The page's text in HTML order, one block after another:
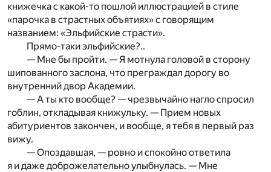
книжечка с какой-то пошлой иллюстрацией в стиле
«парочка в страстных объятиях» с говорящим
названием: «Эльфийские страсти».
Прямо-таки эльфийские?..
— Мне бы пройти. — Я мотнула головой в сторону
шипованного заслона, что преграждал дорогу во
внутренний двор Академии.
— А ты кто вообще? — чрезвычайно нагло спросил
гоблин, откладывая книжульку. — Прием новых
абитуриентов закончен, и вообще, я тебя в первый раз
вижу.
— Опоздавшая, — ровно и спокойно ответила
я и даже доброжелательно улыбнулась. — Мне